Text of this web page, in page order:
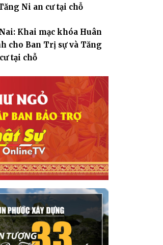
Ni an cư tại chỗ
Khai mạc khóa Huân
cho Ban Trị sự và Tăng
tại chỗ